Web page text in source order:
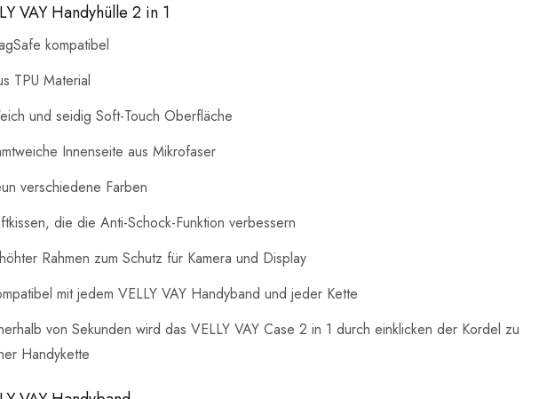
VAY Handyhülle 2 in 1
kompatibel
TPU Material
und seidig Soft-Touch Oberfläche
Innenseite aus Mikrofaser
verschiedene Farben
die die Anti-Schock-Funktion verbessern
Rahmen zum Schutz für Kamera und Display
mit jedem VELLY VAY Handyband und jeder Kette
von Sekunden wird das VELLY VAY Case 2 in 1 durch einklicken der Kordel zu
Handykette